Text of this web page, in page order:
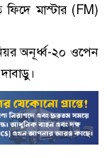
ফিদে মাস্টার (FM)
অনূর্ধ্ব-২০ ওপেন